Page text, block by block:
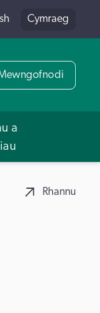
RhannuCymraeg
a
Rhannu